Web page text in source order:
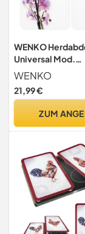
WENKO
Universal Mod.
Orchideenblüte,
höhenverstellbar
Herdarten,
52 cm, 2-teilig
WENKO
21,99 €
ZUM